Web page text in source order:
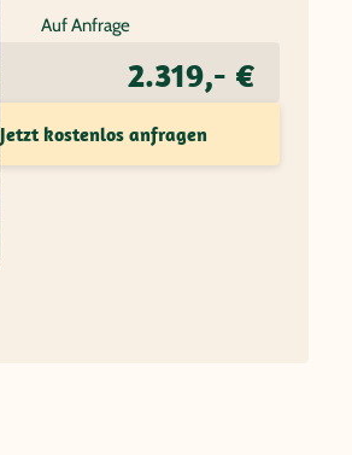
Auf Anfrage
2.319,- €
Jetzt kostenlos anfragen